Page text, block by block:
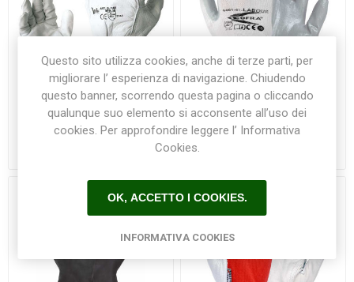
Guanti G/148 Guanti LABOUR - COFRA
Questo sito utilizza cookies, anche di terze parti, per
migliorare l’ esperienza di navigazione. Chiudendo
questo banner, scorrendo questa pagina o cliccando
qualunque suo elemento si acconsente all’uso dei
cookies. Per approfondire leggere l’ Informativa
Cookies.
OK, ACCETTO I COOKIES.
INFORMATIVA COOKIES